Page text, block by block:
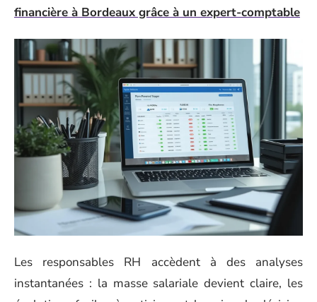
financière à Bordeaux grâce à un expert-comptable
Les responsables RH accèdent à des analyses
instantanées : la masse salariale devient claire, les